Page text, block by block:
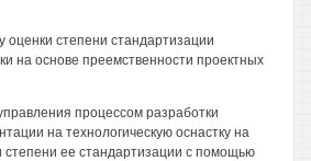
оценки степени стандартизации
на основе преемственности проектных
процессом разработки
на технологическую оснастку на
степени ее стандартизации с помощью